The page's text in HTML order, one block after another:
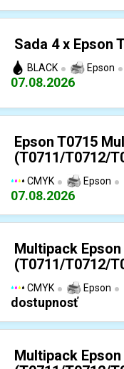
Sada 4 x Epson
BLACK Epson
07.08.2026
Epson T0715
(T0711/T0712/
CMYK Epson
07.08.2026
Multipack
(T0711/T0712/
CMYK Epson
dostupnosť
Multipack